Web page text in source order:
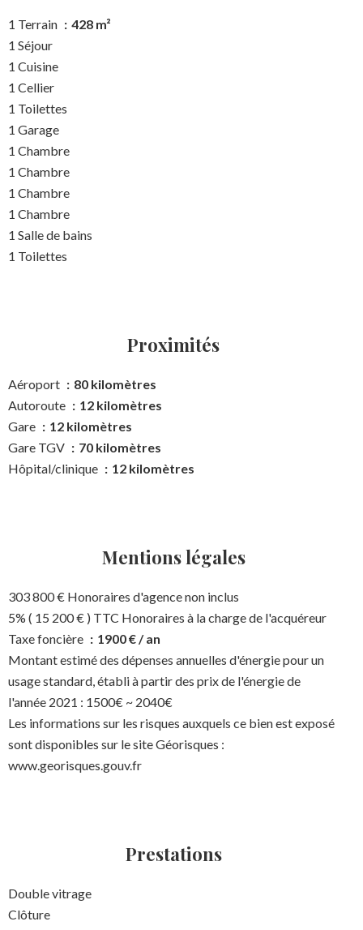
1 Terrain
428 m²
1 Séjour
1 Cuisine
1 Cellier
1 Toilettes
1 Garage
1 Chambre
1 Chambre
1 Chambre
1 Chambre
1 Salle de bains
1 Toilettes
Proximités
Aéroport
80 kilomètres
Autoroute
12 kilomètres
Gare
12 kilomètres
Gare TGV
70 kilomètres
Hôpital/clinique
12 kilomètres
Mentions légales
303 800 € Honoraires d'agence non inclus
5% ( 15 200 € ) TTC Honoraires à la charge de l'acquéreur
Taxe foncière
1900 € / an
Montant estimé des dépenses annuelles d'énergie pour un
usage standard, établi à partir des prix de l'énergie de
l'année 2021 : 1500€ ~ 2040€
Les informations sur les risques auxquels ce bien est exposé
sont disponibles sur le site Géorisques :
www.georisques.gouv.fr
Prestations
Double vitrage
Clôture